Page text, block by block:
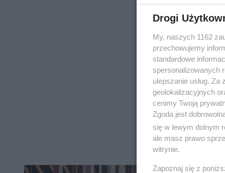
Drogi
My, naszych 1162
przechowujemy
standardowe
spersonalizowanych
ulepszanie usług.
geolokalizacyjnych
cenimy Twoją
Zgoda jest
się w lewym dolnym
ale masz prawo
witrynie.
Zapoznaj się z